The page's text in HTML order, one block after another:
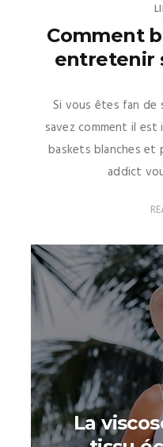
Comment
entretenir
Si vous êtes fan de
savez comment il
baskets blanches et
addict
La